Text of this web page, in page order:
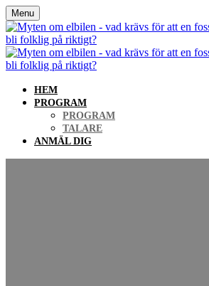
Menu
HEM
PROGRAM
PROGRAM
TALARE
ANMÄL DIG